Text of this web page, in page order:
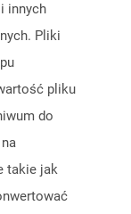
innych
Pliki
pliku
do
takie jak